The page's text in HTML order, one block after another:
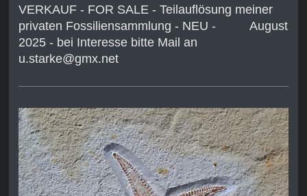
VERKAUF - FOR SALE - Teilauflösung meiner
privaten Fossiliensammlung - NEU - August
2025 - bei Interesse bitte Mail an
u.starke@gmx.net